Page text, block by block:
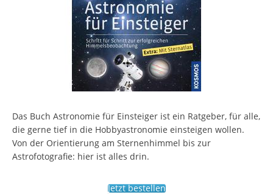
Das Buch Astronomie für Einsteiger ist ein Ratgeber, für alle,
die gerne tief in die Hobbyastronomie einsteigen wollen.
Von der Orientierung am Sternenhimmel bis zur
Astrofotografie: hier ist alles drin.
Jetzt bestellen